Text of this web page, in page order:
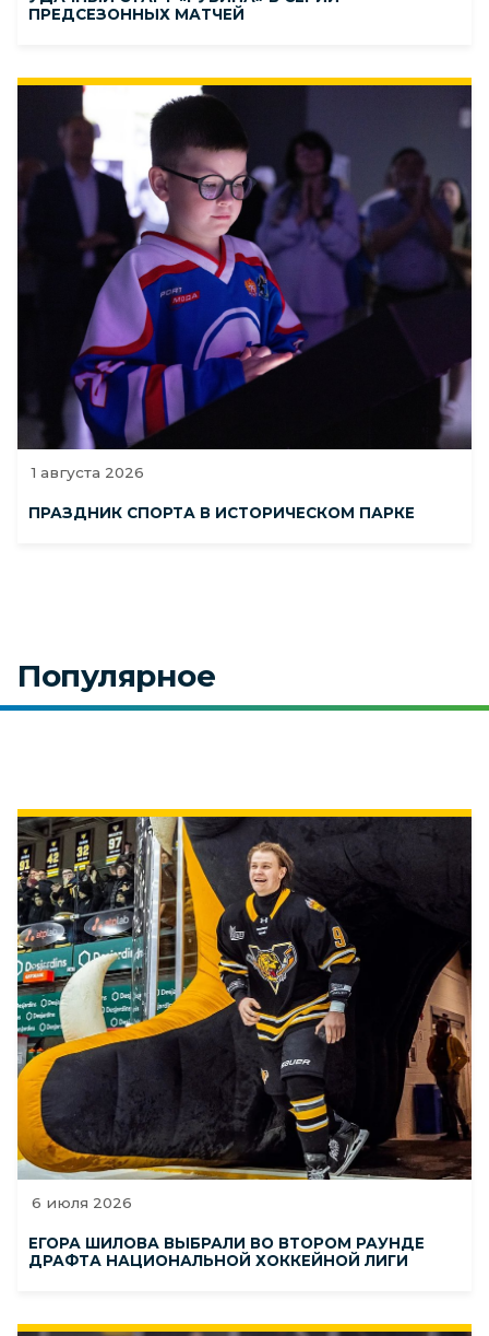
ПРЕДСЕЗОННЫХ МАТЧЕЙ
1 августа 2026
ПРАЗДНИК СПОРТА В ИСТОРИЧЕСКОМ ПАРКЕ
Популярное
6 июля 2026
ЕГОРА ШИЛОВА ВЫБРАЛИ ВО ВТОРОМ РАУНДЕ
ДРАФТА НАЦИОНАЛЬНОЙ ХОККЕЙНОЙ ЛИГИ